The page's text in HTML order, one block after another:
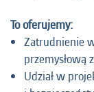
To oferujemy:
Zatrudnienie
przemysłową
Udział w